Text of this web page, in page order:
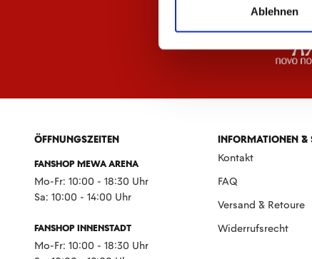
Ablehnen
ÖFFNUNGSZEITEN
FANSHOP MEWA ARENA
Mo-Fr: 10:00 - 18:30 Uhr
Sa: 10:00 - 14:00 Uhr
FANSHOP INNENSTADT
Mo-Fr: 10:00 - 18:30 Uhr
INFORMATIONEN &
Kontakt
FAQ
Versand & Retoure
Widerrufsrecht